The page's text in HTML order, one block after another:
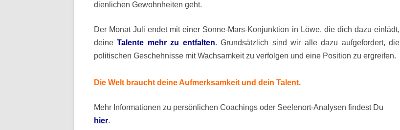
dienlichen Gewohnheiten geht.
Der Monat Juli endet mit einer Sonne-Mars-Konjunktion in Löwe, die dich dazu einlädt,
deineTalente mehr zu entfalten. Grundsätzlich sind wir alle dazu aufgefordert, die
politischen Geschehnisse mit Wachsamkeit zu verfolgen und eine Position zu ergreifen.
Die Welt braucht deine Aufmerksamkeit und dein Talent.
Mehr Informationen zu persönlichen Coachings oder Seelenort-Analysen findest Du
hier.